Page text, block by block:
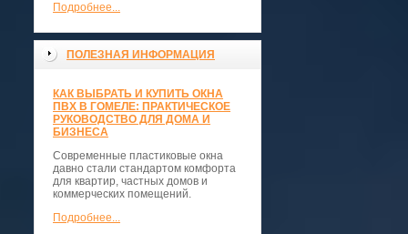
Подробнее...
ПОЛЕЗНАЯ ИНФОРМАЦИЯ
КАК ВЫБРАТЬ И КУПИТЬ ОКНА
ПВХ В ГОМЕЛЕ: ПРАКТИЧЕСКОЕ
РУКОВОДСТВО ДЛЯ ДОМА И
БИЗНЕСА
Современные пластиковые окна
давно стали стандартом комфорта
для квартир, частных домов и
коммерческих помещений.
Подробнее...